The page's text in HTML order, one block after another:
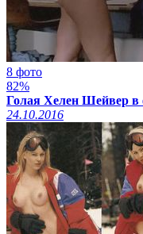
8 фото
82%
Голая Хелен Шейвер
24.10.2016